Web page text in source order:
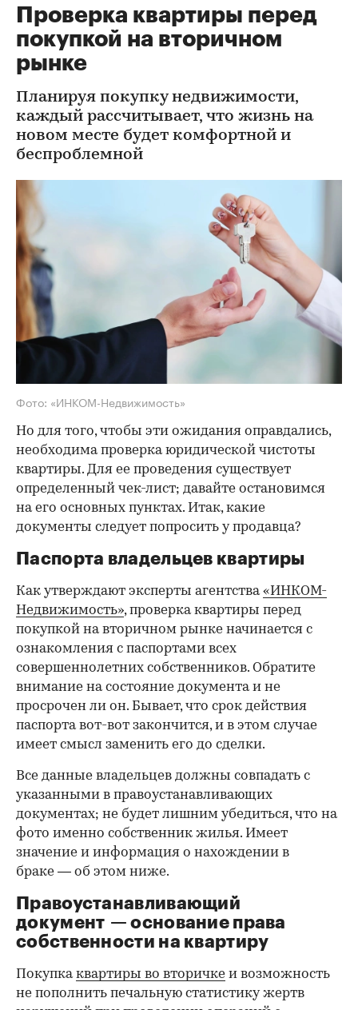
Проверка квартиры перед
покупкой на вторичном
рынке
Планируя покупку недвижимости,
каждый рассчитывает, что жизнь на
новом месте будет комфортной и
беспроблемной
Фото: «ИНКОМ-Недвижимость»
Но для того, чтобы эти ожидания оправдались,
необходима проверка юридической чистоты
квартиры. Для ее проведения существует
определенный чек-лист; давайте остановимся
на его основных пунктах. Итак, какие
документы следует попросить у продавца?
Паспорта владельцев квартиры
Как утверждают эксперты агентства«ИНКОМ-
Недвижимость», проверка квартиры перед
покупкой на вторичном рынке начинается с
ознакомления с паспортами всех
совершеннолетних собственников. Обратите
внимание на состояние документа и не
просрочен ли он. Бывает, что срок действия
паспорта вот-вот закончится, и в этом случае
имеет смысл заменить его до сделки.
00:00 / 00:00
Все данные владельцев должны совпадать с
указанными в правоустанавливающих
документах; не будет лишним убедиться, что на
фото именно собственник жилья. Имеет
значение и информация о нахождении в
браке — об этом ниже.
Правоустанавливающий
документ — основание права
собственности на квартиру
Покупкаквартиры во вторичке и возможность
не пополнить печальную статистику жертв